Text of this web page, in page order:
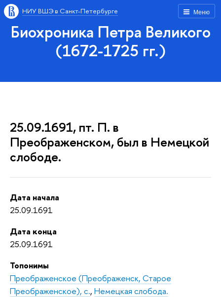
Меню
НИУ ВШЭ в Санкт-Петербурге
Биохроника Петра Великого
(1672-1725 гг.)
25.09.1691, пт. П. в
Преображенском, был в Немецкой
слободе.
Дата начала
25.09.1691
Дата конца
25.09.1691
Топонимы
Преображенское (Преображенск, Старое
Преображенское), с., Немецкая слобода.